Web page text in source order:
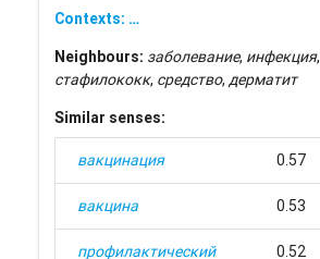
Contexts: …
Neighbours: заболевание, инфекция,
стафилококк, средство,дерматит
Similar senses:
вакцинация 0.57
вакцина 0.53
профилактический 0.52